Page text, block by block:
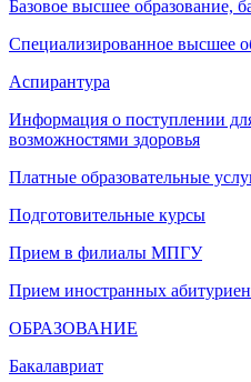
Базовое высшее образование,
Специализированное высшее
Аспирантура
Информация о поступлении
возможностями здоровья
Платные образовательные
Подготовительные курсы
Прием в филиалы МПГУ
Прием иностранных
ОБРАЗОВАНИЕ
Бакалавриат